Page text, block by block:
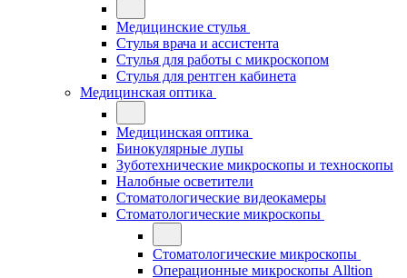
Медицинские стулья
Стулья врача и ассистента
Стулья для работы с микроскопом
Стулья для рентген кабинета
Медицинская оптика
Медицинская оптика
Бинокулярные лупы
Зуботехнические микроскопы и техноскопы
Налобные осветители
Стоматологические видеокамеры
Стоматологические микроскопы
Стоматологические микроскопы
Операционные микроскопы Alltion